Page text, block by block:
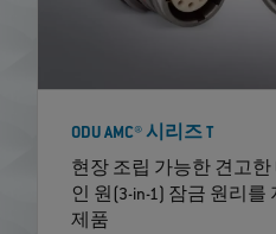
ODU AMC® 시리즈 T
현장 조립 가능한 견고한
인 원(3-in-1) 잠금 원리를
제품